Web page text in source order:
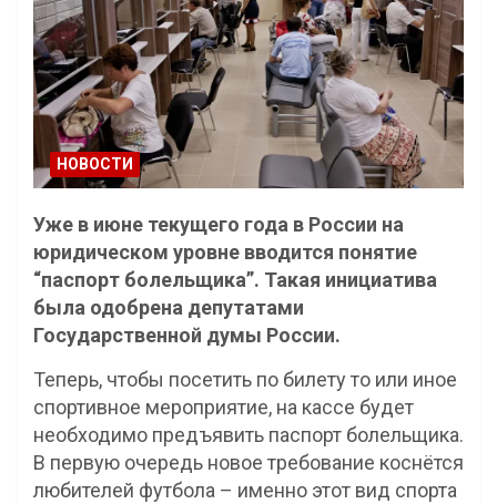
НОВОСТИ
Уже в июне текущего года в России на
юридическом уровне вводится понятие
“паспорт болельщика”. Такая инициатива
была одобрена депутатами
Государственной думы России.
Теперь, чтобы посетить по билету то или иное
спортивное мероприятие, на кассе будет
необходимо предъявить паспорт болельщика.
В первую очередь новое требование коснётся
любителей футбола – именно этот вид спорта